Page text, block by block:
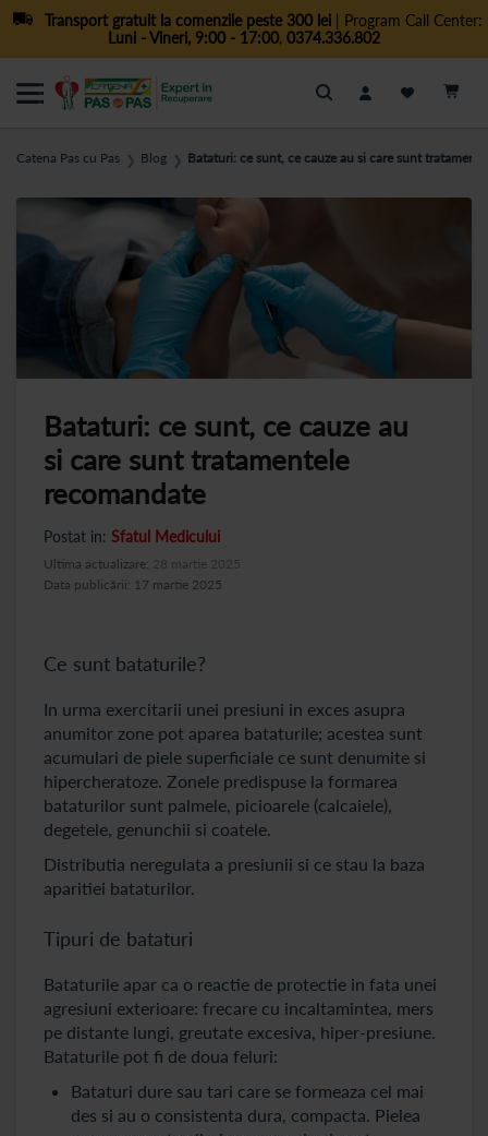
Transport gratuit la comenzile peste 300 lei| Program Call Center:
Luni - Vineri, 9:00 - 17:00, 0374.336.802
Cautare
Catena Pas cu Pas ❯ Blog ❯ Bataturi: ce sunt, ce cauze au si care sunt
Bataturi: ce sunt, ce cauze au
si care sunt tratamentele
recomandate
Postat in: Sfatul Medicului
Data publicării: 17 martie 2025
Ultima actualizare: 28 martie 2025
Ce sunt bataturile?
In urma exercitarii unei presiuni in exces asupra
anumitor zone pot aparea bataturile; acestea sunt
acumulari de piele superficiale ce sunt denumite si
hipercheratoze. Zonele predispuse la formarea
bataturilor sunt palmele, picioarele (calcaiele),
degetele, genunchii si coatele.
Distributia neregulata a presiunii si ce stau la baza
aparitiei bataturilor.
Tipuri de bataturi
Bataturile apar ca o reactie de protectie in fata unei
agresiuni exterioare: frecare cu incaltamintea, mers
pe distante lungi, greutate excesiva, hiper-presiune.
Bataturile pot fi de doua feluri:
Bataturi dure sau tari care se formeaza cel mai
des si au o consistenta dura, compacta. Pielea